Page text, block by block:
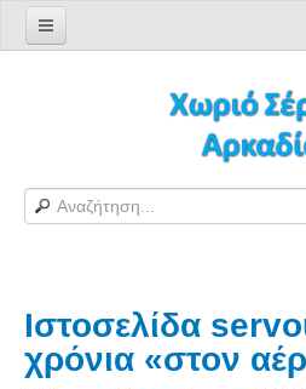
Φόρμα εγγραφής χρήστη
H Ιστοσελίδα μας
Αράπηδες
Αξιοθέατα
Ιστοσελίδα
χρόνια «στον